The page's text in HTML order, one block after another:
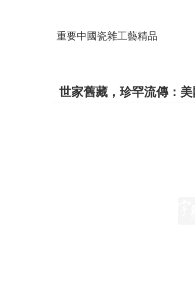
重要中國瓷雜工藝精品
世家舊藏，珍罕流傳：